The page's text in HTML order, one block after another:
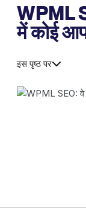
WPML
में कोई
इस पृष्ठ पर